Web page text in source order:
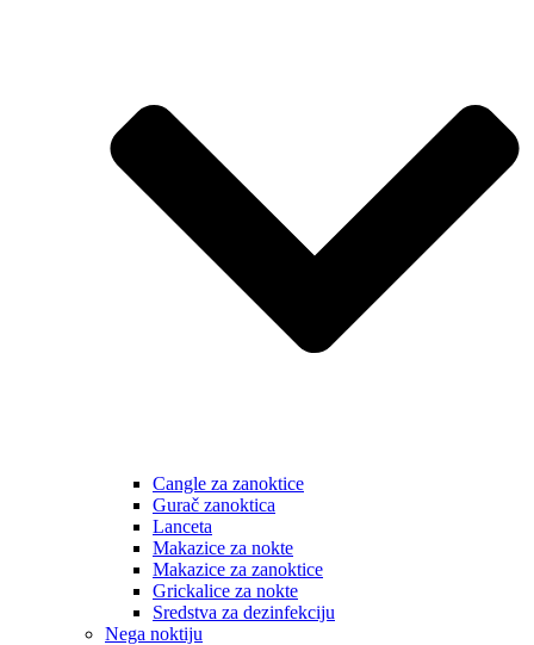
Cangle za zanoktice
Gurač zanoktica
Lanceta
Makazice za nokte
Makazice za zanoktice
Grickalice za nokte
Sredstva za dezinfekciju
Nega noktiju